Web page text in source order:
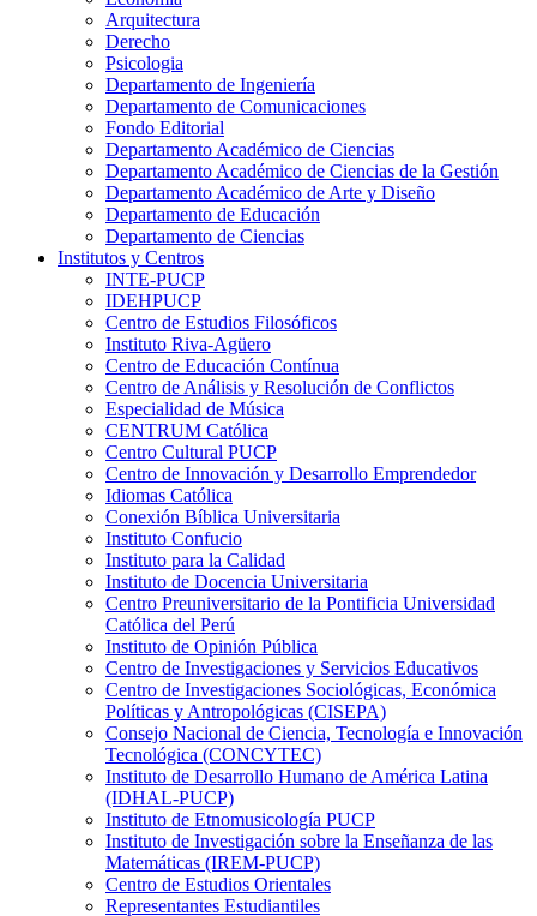
Arquitectura
Derecho
Psicologia
Departamento de Ingeniería
Departamento de Comunicaciones
Fondo Editorial
Departamento Académico de Ciencias
Departamento Académico de Ciencias de la Gestión
Departamento Académico de Arte y Diseño
Departamento de Educación
Departamento de Ciencias
Institutos y Centros
INTE-PUCP
IDEHPUCP
Centro de Estudios Filosóficos
Instituto Riva-Agüero
Centro de Educación Contínua
Centro de Análisis y Resolución de Conflictos
Especialidad de Música
CENTRUM Católica
Centro Cultural PUCP
Centro de Innovación y Desarrollo Emprendedor
Idiomas Católica
Conexión Bíblica Universitaria
Instituto Confucio
Instituto para la Calidad
Instituto de Docencia Universitaria
Centro Preuniversitario de la Pontificia Universidad
Católica del Perú
Instituto de Opinión Pública
Centro de Investigaciones y Servicios Educativos
Centro de Investigaciones Sociológicas, Económica
Políticas y Antropológicas (CISEPA)
Consejo Nacional de Ciencia, Tecnología e Innovación
Tecnológica (CONCYTEC)
Instituto de Desarrollo Humano de América Latina
(IDHAL-PUCP)
Instituto de Etnomusicología PUCP
Instituto de Investigación sobre la Enseñanza de las
Matemáticas (IREM-PUCP)
Centro de Estudios Orientales
Representantes Estudiantiles